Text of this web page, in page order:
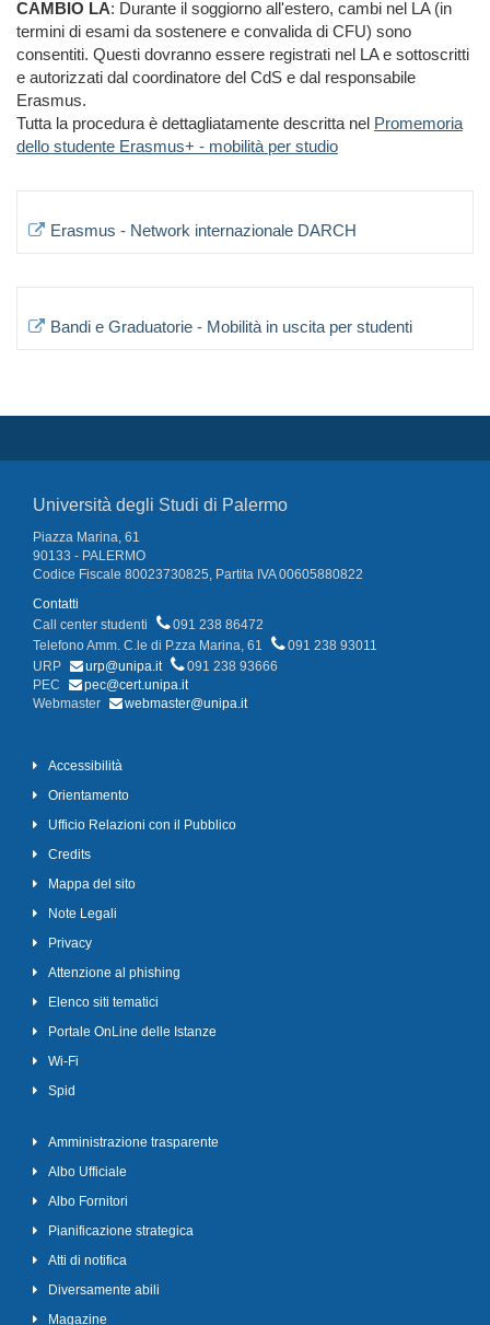
CAMBIO LA: Durante il soggiorno all'estero, cambi nel LA (in
termini di esami da sostenere e convalida di CFU) sono
consentiti. Questi dovranno essere registrati nel LA e sottoscritti
e autorizzati dal coordinatore del CdS e dal responsabile
Erasmus.
Tutta la procedura è dettagliatamente descritta nel Promemoria
dello studente Erasmus+ - mobilità per studio
Erasmus - Network internazionale DARCH
Bandi e Graduatorie - Mobilità in uscita per studenti
Università degli Studi di Palermo
Piazza Marina, 61
90133 - PALERMO
Codice Fiscale 80023730825, Partita IVA 00605880822
Contatti
Call center studenti
091 238 86472
Telefono Amm. C.le di P.zza Marina, 61
091 238 93011
URP
urp@unipa.it
091 238 93666
PEC
pec@cert.unipa.it
Webmaster
webmaster@unipa.it
Accessibilità
Orientamento
Ufficio Relazioni con il Pubblico
Credits
Mappa del sito
Note Legali
Privacy
Attenzione al phishing
Elenco siti tematici
Portale OnLine delle Istanze
Wi-Fi
Spid
Amministrazione trasparente
Albo Ufficiale
Albo Fornitori
Pianificazione strategica
Atti di notifica
Diversamente abili
Magazine